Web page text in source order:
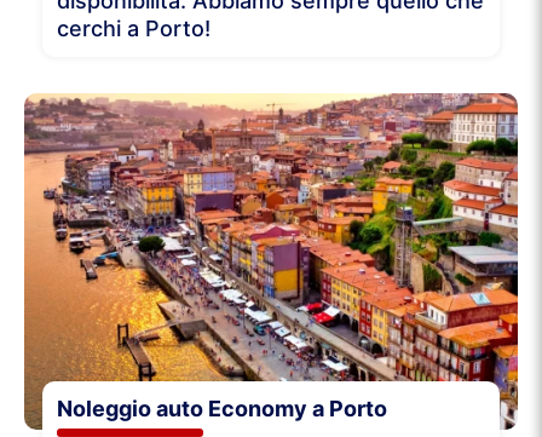
cerchi a Porto!
Noleggio auto Economy a Porto